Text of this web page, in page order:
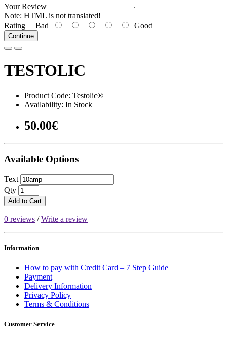
Your Review
Note: HTML is not translated!
Rating Bad Good
Continue
TESTOLIC
Product Code: Testolic®
Availability: In Stock
50.00€
Available Options
Text
Qty
Add to Cart
0 reviews /Write a review
Information
How to pay with Credit Card – 7 Step Guide
Payment
Delivery Information
Privacy Policy
Terms & Conditions
Customer Service